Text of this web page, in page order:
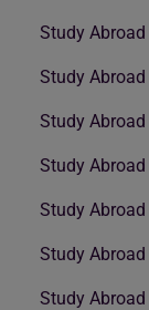
Study
Study
Study
Study
Study
Study
Study